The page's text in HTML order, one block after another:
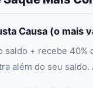
Causa (o mais
saldo + recebe
além do seu